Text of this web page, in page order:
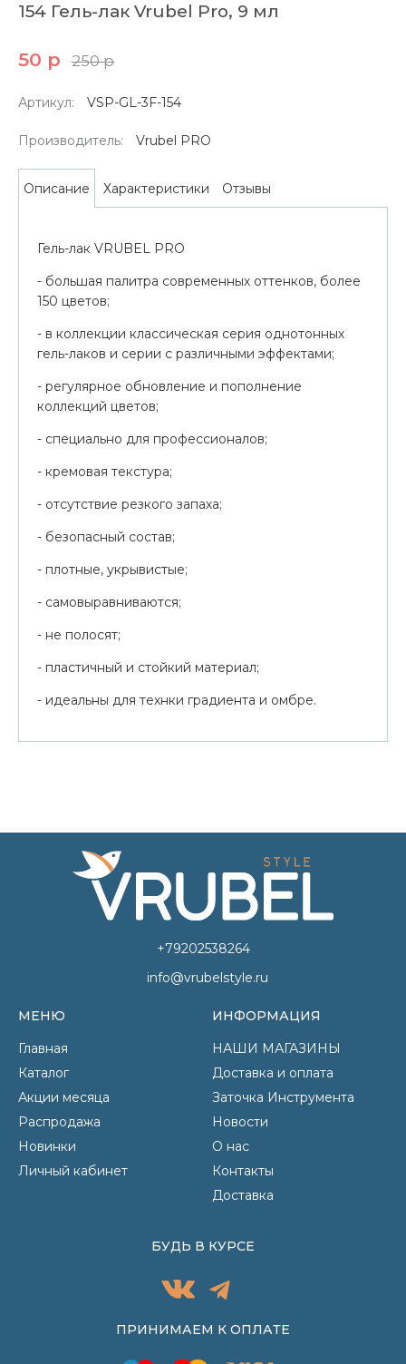
154 Гель-лак Vrubel Pro, 9 мл
50 р 250 р
Артикул: VSP-GL-3F-154
Производитель: Vrubel PRO
Описание Характеристики Отзывы
Гель-лак VRUBEL PRO
- большая палитра современных оттенков, более
150 цветов;
- в коллекции классическая серия однотонных
гель-лаков и серии с различными эффектами;
- регулярное обновление и пополнение
коллекций цветов;
- специально для профессионалов;
- кремовая текстура;
- отсутствие резкого запаха;
- безопасный состав;
- плотные, укрывистые;
- самовыравниваются;
- не полосят;
- пластичный и стойкий материал;
- идеальны для технки градиента и омбре.
+79202538264
info@vrubelstyle.ru
МЕНЮ
Главная
Каталог
Акции месяца
Распродажа
Новинки
Личный кабинет
ИНФОРМАЦИЯ
НАШИ МАГАЗИНЫ
Доставка и оплата
Заточка Инструмента
Новости
О нас
Контакты
Доставка
ПРИНИМАЕМ К ОПЛАТЕ
БУДЬ В КУРСЕ